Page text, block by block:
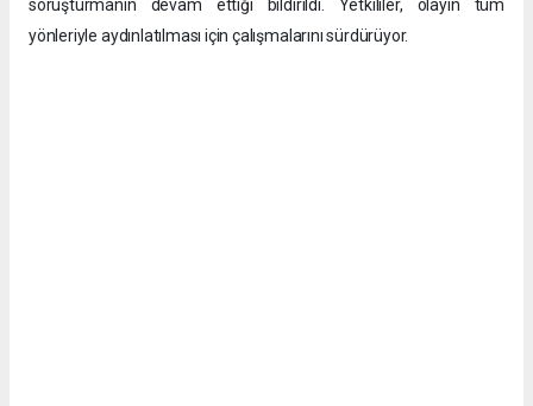
soruşturmanın devam ettiği bildirildi. Yetkililer, olayın tüm
yönleriyle aydınlatılması için çalışmalarını sürdürüyor.